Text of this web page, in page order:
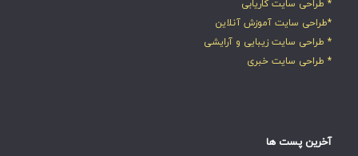
* طراحی سایت کاریابی
*طراحی سایت آموزش آنلاین
* طراحی سایت زیبایی و آرایشی
* طراحی سایت خبری
آخرین پست ها